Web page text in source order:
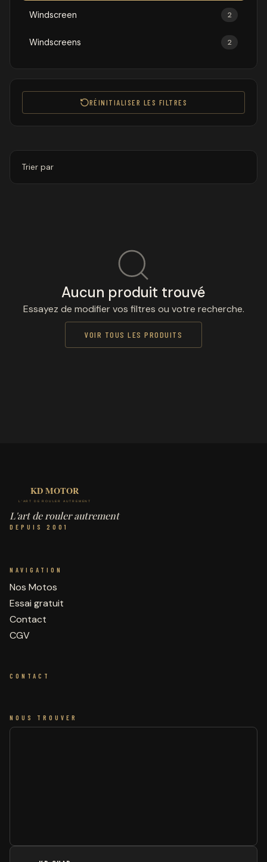
Windscreen 2
Windscreens 2
RÉINITIALISER LES FILTRES
Trier par
Aucun produit trouvé
Essayez de modifier vos filtres ou votre recherche.
VOIR TOUS LES PRODUITS
L'art de rouler autrement
DEPUIS 2001
NAVIGATION
Nos Motos
Essai gratuit
Contact
CGV
CONTACT
NOUS TROUVER